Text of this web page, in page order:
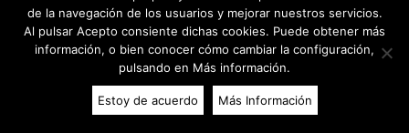
de la navegación de los usuarios y mejorar nuestros servicios.
Al pulsar Acepto consiente dichas cookies. Puede obtener más
información, o bien conocer cómo cambiar la configuración,
pulsando en Más información.
Estoy de acuerdo Más Información